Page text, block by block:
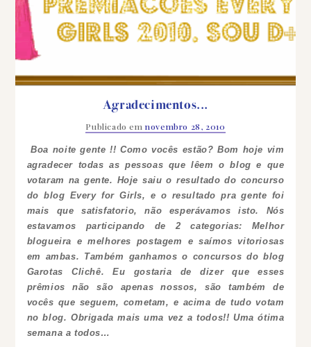
Agradecimentos...
Publicado emnovembro 28, 2010
Boa noite gente !! Como vocês estão? Bom hoje vim
agradecer todas as pessoas que lêem o blog e que
votaram na gente. Hoje saiu o resultado do concurso
do blog Every for Girls, e o resultado pra gente foi
mais que satisfatorio, não esperávamos isto. Nós
estavamos participando de 2 categorias: Melhor
blogueira e melhores postagem e saímos vitoriosas
em ambas. Também ganhamos o concursos do blog
Garotas Clichê.
Eu gostaria de dizer que esses
prêmios não são apenas nossos, são também de
vocês que seguem, cometam, e acima de tudo votam
no blog. Obrigada mais uma vez a todos!! Uma ótima
semana a todos…